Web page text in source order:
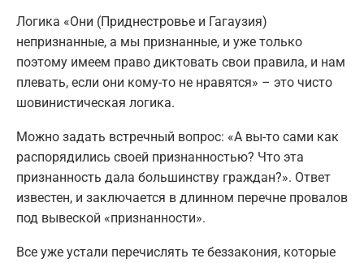
Логика «Они (Приднестровье и Гагаузия)
непризнанные, а мы признанные, и уже только
поэтому имеем право диктовать свои правила, и нам
плевать, если они кому-то не нравятся» – это чисто
шовинистическая логика.
Можно задать встречный вопрос: «А вы-то сами как
распорядились своей признанностью? Что эта
признанность дала большинству граждан?». Ответ
известен, и заключается в длинном перечне провалов
под вывеской «признанности».
Все уже устали перечислять те беззакония, которые